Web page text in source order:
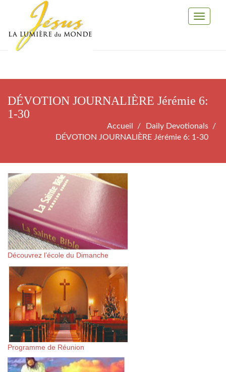
Toggle
DÉVOTION JOURNALIÈRE Jérémie 6:
1-30
Accueil
Daily Devotionals
DÉVOTION JOURNALIÈRE Jérémie 6: 1-30
Découvrez l’école du Dimanche
Programme de Réunion